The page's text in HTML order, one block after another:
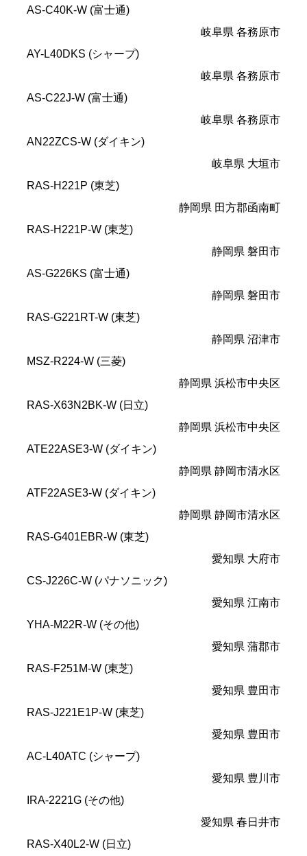
AS-C40K-W (富士通)
岐阜県 各務原市
AY-L40DKS (シャープ)
岐阜県 各務原市
AS-C22J-W (富士通)
岐阜県 各務原市
AN22ZCS-W (ダイキン)
岐阜県 大垣市
RAS-H221P (東芝)
静岡県 田方郡函南町
RAS-H221P-W (東芝)
静岡県 磐田市
AS-G226KS (富士通)
静岡県 磐田市
RAS-G221RT-W (東芝)
静岡県 沼津市
MSZ-R224-W (三菱)
静岡県 浜松市中央区
RAS-X63N2BK-W (日立)
静岡県 浜松市中央区
ATE22ASE3-W (ダイキン)
静岡県 静岡市清水区
ATF22ASE3-W (ダイキン)
静岡県 静岡市清水区
RAS-G401EBR-W (東芝)
愛知県 大府市
CS-J226C-W (パナソニック)
愛知県 江南市
YHA-M22R-W (その他)
愛知県 蒲郡市
RAS-F251M-W (東芝)
愛知県 豊田市
RAS-J221E1P-W (東芝)
愛知県 豊田市
AC-L40ATC (シャープ)
愛知県 豊川市
IRA-2221G (その他)
愛知県 春日井市
RAS-X40L2-W (日立)